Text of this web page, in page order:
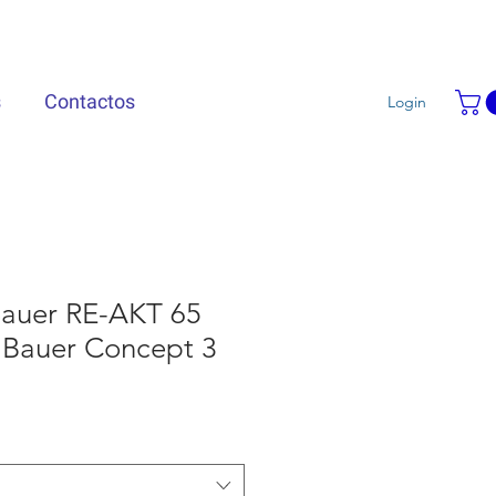
Contactos Login
RE-AKT 65
Concept 3